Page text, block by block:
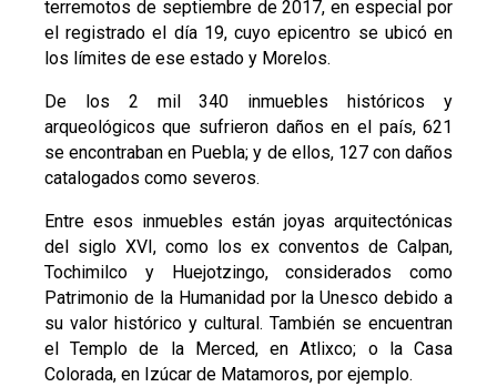
terremotos de septiembre de 2017, en especial por
el registrado el día 19, cuyo epicentro se ubicó en
los límites de ese estado y Morelos.
De los 2 mil 340 inmuebles históricos y
arqueológicos que sufrieron daños en el país, 621
se encontraban en Puebla; y de ellos, 127 con daños
catalogados como severos.
Entre esos inmuebles están joyas arquitectónicas
del siglo XVI, como los ex conventos de Calpan,
Tochimilco y Huejotzingo, considerados como
Patrimonio de la Humanidad por la Unesco debido a
su valor histórico y cultural. También se encuentran
el Templo de la Merced, en Atlixco; o la Casa
Colorada, en Izúcar de Matamoros, por ejemplo.